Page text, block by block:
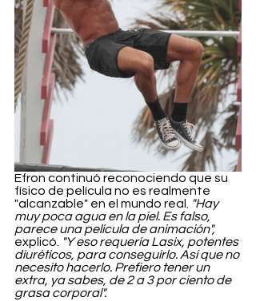
Efron continuó reconociendo que su
físico de película no es realmente
"alcanzable" en el mundo real. "Hay
muy poca agua en la piel. Es falso,
parece una película de animación",
explicó. "Y eso requería Lasix, potentes
diuréticos, para conseguirlo. Así que no
necesito hacerlo. Prefiero tener un
extra, ya sabes, de 2 a 3 por ciento de
grasa corporal".